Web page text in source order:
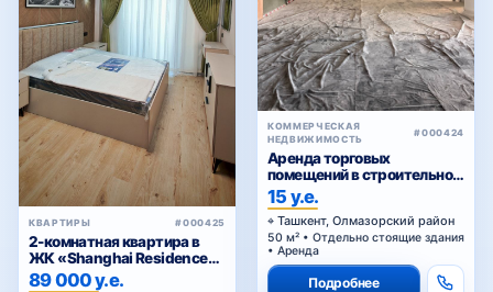
КВАРТИРЫ #000425
2-комнатная квартира в
ЖК «Shanghai Residence
(China House)»
89 000 у.е.
КОММЕРЧЕСКАЯ
НЕДВИЖИМОСТЬ
#000424
Аренда торговых
помещений в строительном
торговом центре у Жомий
базара в Ташкенте
15 у.е.
Ташкент, Олмазорский район
50 м² • Отдельно стоящие здания
• Аренда
Подробнее